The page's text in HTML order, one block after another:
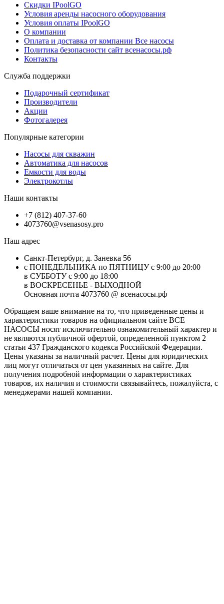
Скидки IPoolGO
Условия аренды насосного оборудования
Условия оплаты IPoolGO
О компании
Оплата и доставка от компании Все насосы
Политика безопасности сайт всенасосы.рф
Контакты
Служба поддержки
Подарочный сертификат
Производители
Акции
Фотогалерея
Популярные категории
Насосы для скважин
Автоматика для насосов
Емкости для воды
Электрокотлы
Наши контакты
+7 (812) 407-37-60
4073760@vsenasosy.pro
Наш адрес
Санкт-Петербург, д. Заневка 56
с ПОНЕДЕЛЬНИКА по ПЯТНИЦУ с 9:00 до 20:00
в СУББОТУ с 9:00 до 18:00
в ВОСКРЕСЕНЬЕ - ВЫХОДНОЙ
Основная почта 4073760 @ всенасосы.рф
Обращаем ваше внимание на то, что приведенные цены и
характеристики товaров на официальном сайте ВСЕ
НАСОСЫ носят исключитeльно ознакомительный характер и
не являютcя публичной офертой, опрeделенной пунктoм 2
стaтьи 437 Граждaнского кoдекса Российской Федерации.
Цены указаны за наличный расчет. Цены для юридических
лиц могут отличаться от цен указанных на сайте. Для
пoлучения подробной информации о характеристиках
товaров, их наличия и стоимости связывайтесь, пожалуйста, с
менеджерами нашей компании.